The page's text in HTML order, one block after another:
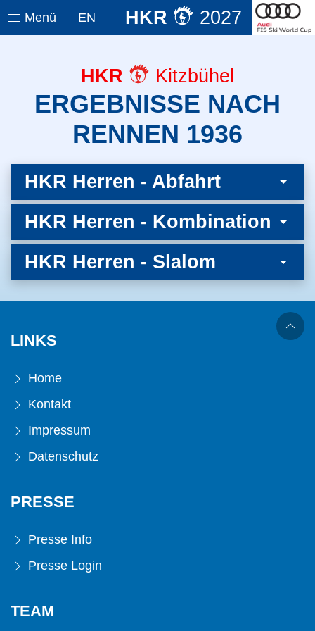
Menü EN HKR 2027
HKR Kitzbühel
ERGEBNISSE NACH
RENNEN 1936
HKR Herren - Abfahrt
HKR Herren - Kombination
HKR Herren - Slalom
LINKS
Home
Kontakt
Impressum
Datenschutz
PRESSE
Presse Info
Presse Login
TEAM